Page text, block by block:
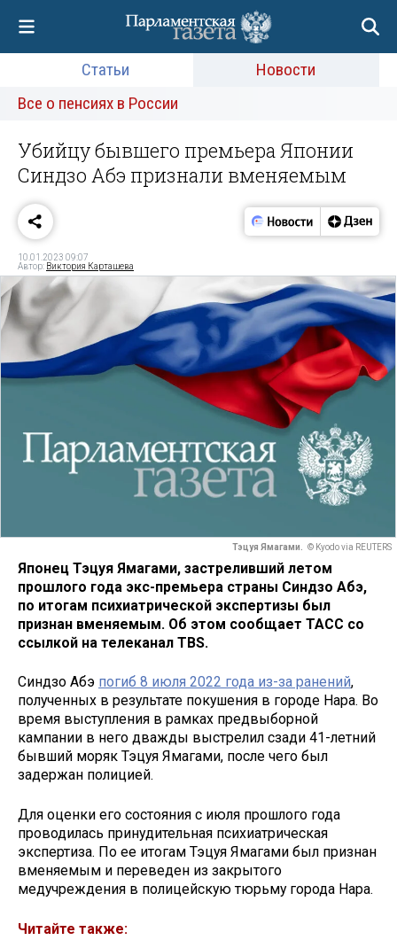
Статьи
Новости
Все о пенсиях в России
Убийцу бывшего премьера Японии
Синдзо Абэ признали вменяемым
10.01.2023 09:07
Автор: Виктория Карташева
Тэцуя Ямагами. © Kyodo via REUTERS
Японец Тэцуя Ямагами, застреливший летом
прошлого года экс-премьера страны Синдзо Абэ,
по итогам психиатрической экспертизы был
признан вменяемым. Об этом сообщает ТАСС со
ссылкой на телеканал TBS.
Синдзо Абэ погиб 8 июля 2022 года из-за ранений,
полученных в результате покушения в городе Нара. Во
время выступления в рамках предвыборной
кампании в него дважды выстрелил сзади 41-летний
бывший моряк Тэцуя Ямагами, после чего был
задержан полицией.
Для оценки его состояния с июля прошлого года
проводилась принудительная психиатрическая
экспертиза. По ее итогам Тэцуя Ямагами был признан
вменяемым и переведен из закрытого
медучреждения в полицейскую тюрьму города Нара.
Читайте также: